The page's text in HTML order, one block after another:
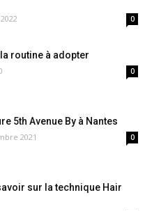
0
routine à adopter
0
5th Avenue By à Nantes
2021 0
sur la technique Hair